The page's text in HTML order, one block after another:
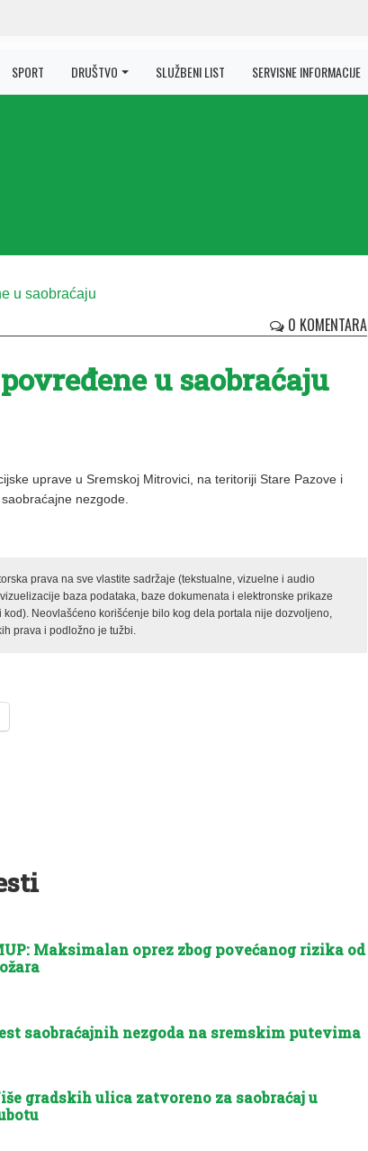
SPORT DRUŠTVO SLUŽBENI LIST SERVISNE INFORMACIJE
0 KOMENTARA
u saobraćaju
uprave u Sremskoj Mitrovici, na teritoriji Stare Pazove i
nezgode.
prava na sve vlastite sadržaje (tekstualne, vizuelne i audio
baza podataka, baze dokumenata i elektronske prikaze
Neovlašćeno korišćenje bilo kog dela portala nije dozvoljeno,
prava i podložno je tužbi.
Maksimalan oprez zbog povećanog rizika od
saobraćajnih nezgoda na sremskim putevima
gradskih ulica zatvoreno za saobraćaj u